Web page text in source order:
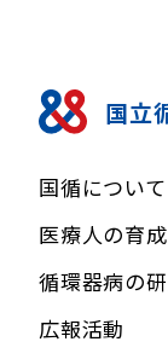
国立
国循について
医療人の育成
循環器病の
広報活動